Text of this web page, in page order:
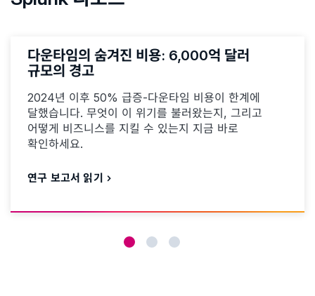
다운타임의 숨겨진 비용: 6,000억 달러
규모의 경고
2024년 이후 50% 급증-다운타임 비용이 한계에
달했습니다. 무엇이 이 위기를 불러왔는지, 그리고
어떻게 비즈니스를 지킬 수 있는지 지금 바로
확인하세요.
연구 보고서 읽기